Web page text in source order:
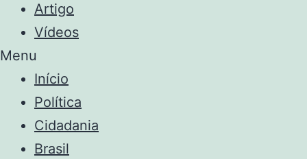
Artigo
Vídeos
Menu
Início
Política
Cidadania
Brasil